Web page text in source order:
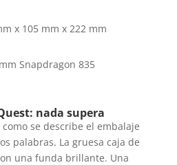
x 105 mm x 222 mm
Snapdragon 835
nada supera
se describe el embalaje
palabras. La gruesa caja de
una funda brillante. Una